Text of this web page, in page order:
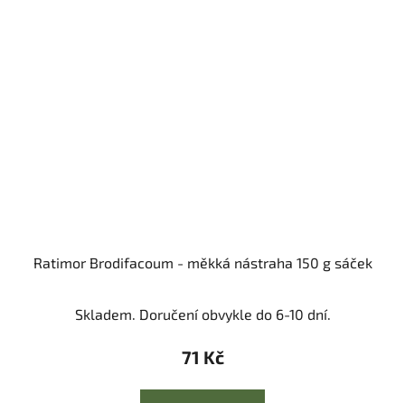
Ratimor Brodifacoum - měkká nástraha 150 g sáček
Skladem. Doručení obvykle do 6-10 dní.
71 Kč